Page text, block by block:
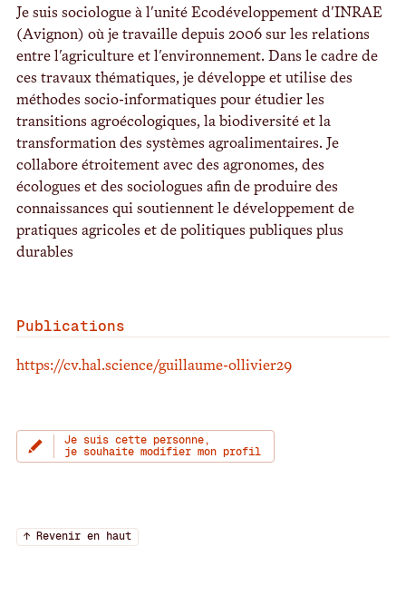
Je suis sociologue à l'unité Ecodéveloppement d'INRAE
(Avignon) où je travaille depuis 2006 sur les relations
entre l'agriculture et l'environnement. Dans le cadre de
ces travaux thématiques, je développe et utilise des
méthodes socio-informatiques pour étudier les
transitions agroécologiques, la biodiversité et la
transformation des systèmes agroalimentaires. Je
collabore étroitement avec des agronomes, des
écologues et des sociologues afin de produire des
connaissances qui soutiennent le développement de
pratiques agricoles et de politiques publiques plus
durables
Publications
https://cv.hal.science/guillaume-ollivier29
Je suis cette personne,
je souhaite modifier mon profil
↑ Revenir en haut